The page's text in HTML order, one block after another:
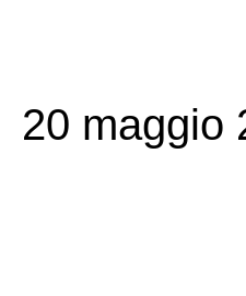
20 maggio